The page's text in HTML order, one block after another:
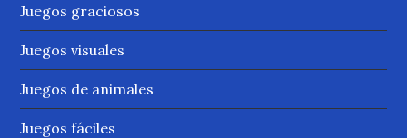
Juegos graciosos
Juegos visuales
Juegos de animales
Juegos fáciles